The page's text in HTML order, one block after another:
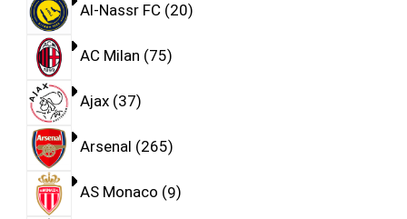
Al-Nassr FC 20
AC Milan 75
Ajax 37
Arsenal 265
AS Monaco 9